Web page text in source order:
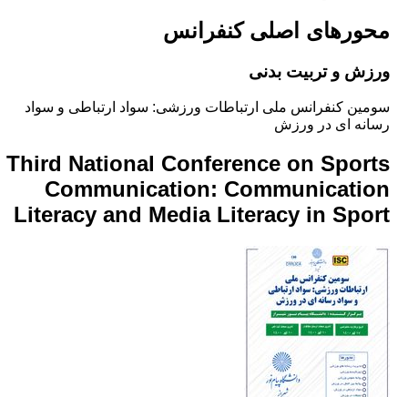
اصلی کنفرانس
و تربیت بدنی
کنفرانس ملی ارتباطات ورزشی: سواد ارتباطی و سواد
ای در ورزش
Third National Conference on
Communication:
Literacy and Media Literacy in